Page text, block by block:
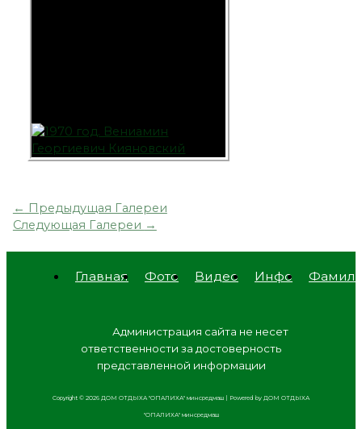
← Предыдущая Галереи
Следующая Галереи →
Главная Фото Видео Инфо
Администрация сайта не несет
ответственности за достоверность
представленной информации
Copyright © 2026 ДОМ ОТДЫХА "ОПАЛИХА" минсредмаш | Powered by ДОМ ОТДЫХА
"ОПАЛИХА" минсредмаш